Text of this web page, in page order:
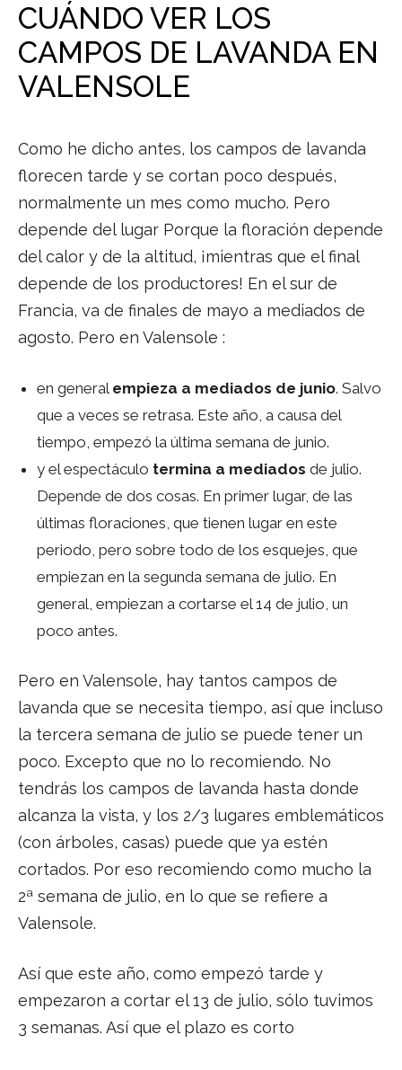
CUÁNDO VER LOS
CAMPOS DE LAVANDA EN
VALENSOLE
Como he dicho antes, los campos de lavanda
florecen tarde y se cortan poco después,
normalmente un mes como mucho. Pero
depende del lugar Porque la floración depende
del calor y de la altitud, ¡mientras que el final
depende de los productores! En el sur de
Francia, va de finales de mayo a mediados de
agosto. Pero en Valensole :
en general empieza a mediados de junio. Salvo
que a veces se retrasa. Este año, a causa del
tiempo, empezó la última semana de junio.
y el espectáculo termina a mediados de julio.
Depende de dos cosas. En primer lugar, de las
últimas floraciones, que tienen lugar en este
periodo, pero sobre todo de los esquejes, que
empiezan en la segunda semana de julio. En
general, empiezan a cortarse el 14 de julio, un
poco antes.
Pero en Valensole, hay tantos campos de
lavanda que se necesita tiempo, así que incluso
la tercera semana de julio se puede tener un
poco. Excepto que no lo recomiendo. No
tendrás los campos de lavanda hasta donde
alcanza la vista, y los 2/3 lugares emblemáticos
(con árboles, casas) puede que ya estén
cortados. Por eso recomiendo como mucho la
2ª semana de julio, en lo que se refiere a
Valensole.
Así que este año, como empezó tarde y
empezaron a cortar el 13 de julio, sólo tuvimos
3 semanas. Así que el plazo es corto